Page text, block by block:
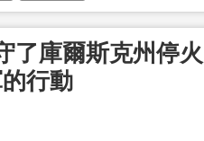
了庫爾斯克州停火
行動